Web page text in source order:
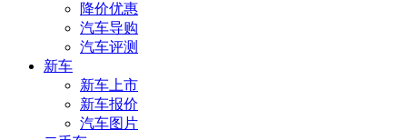
降价优惠
汽车导购
汽车评测
新车
新车上市
新车报价
汽车图片